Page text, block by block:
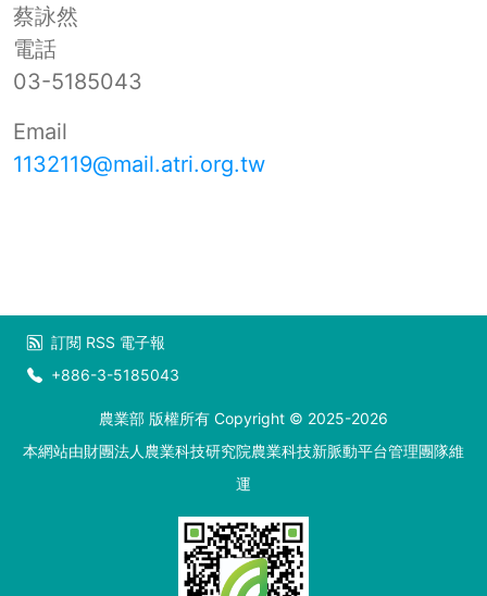
蔡詠然
電話
03-5185043
Email
1132119@mail.atri.org.tw
訂閱 RSS 電子報
+886-3-5185043
農業部 版權所有 Copyright © 2025-2026
本網站由財團法人農業科技研究院農業科技新脈動平台管理團隊維
運